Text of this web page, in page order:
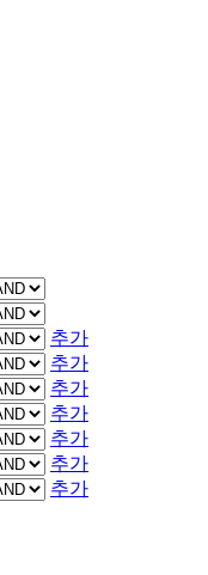
추가
추가
추가
추가
추가
추가
추가